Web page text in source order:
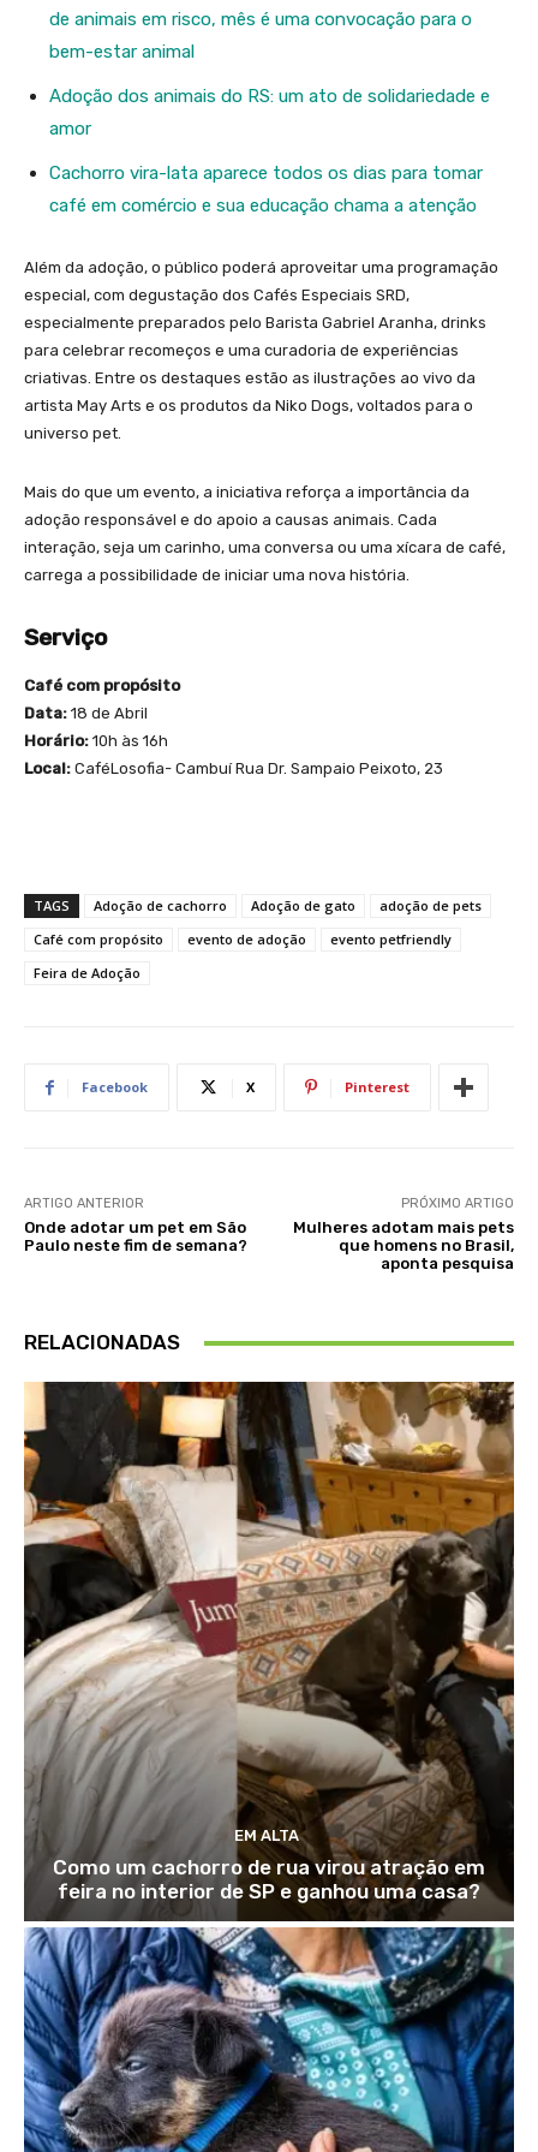
de animais em risco, mês é uma convocação para o
bem-estar animal
Adoção dos animais do RS: um ato de solidariedade e
amor
Cachorro vira-lata aparece todos os dias para tomar
café em comércio e sua educação chama a atenção
Além da adoção, o público poderá aproveitar uma programação
especial, com degustação dos Cafés Especiais SRD,
especialmente preparados pelo Barista Gabriel Aranha, drinks
para celebrar recomeços e uma curadoria de experiências
criativas. Entre os destaques estão as ilustrações ao vivo da
artista May Arts e os produtos da Niko Dogs, voltados para o
universo pet.
Mais do que um evento, a iniciativa reforça a importância da
adoção responsável e do apoio a causas animais. Cada
interação, seja um carinho, uma conversa ou uma xícara de café,
carrega a possibilidade de iniciar uma nova história.
Serviço
Café com propósito
Data: 18 de Abril
Horário: 10h às 16h
Local: CaféLosofia- Cambuí Rua Dr. Sampaio Peixoto, 23
TAGS Adoção de cachorro Adoção de gato
adoção de pets
Café com propósito
evento de adoção
evento petfriendly
Feira de Adoção
Facebook X Pinterest
ARTIGO ANTERIOR
Onde adotar um pet em São
Paulo neste fim de semana?
PRÓXIMO ARTIGO
Mulheres adotam mais pets
que homens no Brasil,
aponta pesquisa
RELACIONADAS
EM ALTA
Como um cachorro de rua virou atração em
feira no interior de SP e ganhou uma casa?